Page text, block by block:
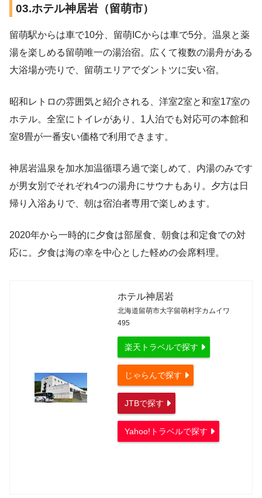
03.ホテル神居岩（留萌市）
留萌駅からは車で10分、留萌ICからは車で5分。温泉と薬
湯を楽しめる留萌唯一の湯治宿。広くて複数の湯舟がある
大浴場が売りで、留萌エリアでダントツに安い宿。
昭和レトロの雰囲気と紹介される、洋室2室と和室17室の
ホテル。全室にトイレがあり、1人泊でも対応可の本館和
室8畳が一番安い価格で利用できます。
神居岩温泉を加水加温循環ろ過で楽しめて、内湯のみです
が男女別でそれぞれ4つの湯舟にサウナもあり。夕方は日
帰り入浴ありで、朝は宿泊者専用で楽しめます。
2020年から一時的に夕食は部屋食、朝食は和定食での対
応に。夕食は海の幸を中心とした軽めの会席料理。
ホテル神居岩
北海道留萌市大字留萌村字カムイワ
495
楽天トラベルで探す
じゃらんで探す
JTBで探す
Yahoo!トラベルで探す